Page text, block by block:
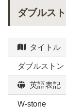
ダブルス
タイトル
ダブルストン
英語表記
W-stone